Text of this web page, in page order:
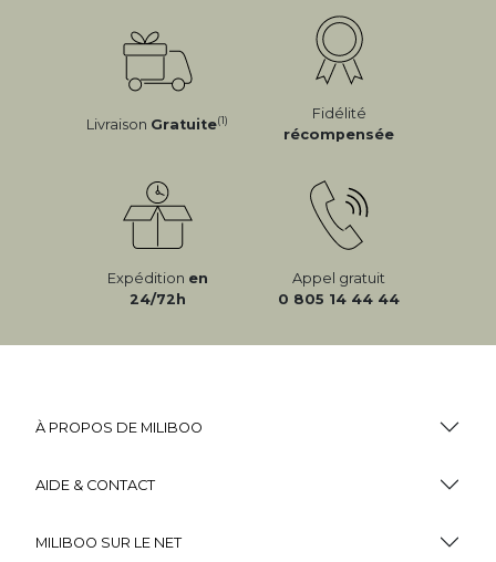
Livraison Gratuite(1)
Fidélité
récompensée
Expédition en
24/72h
Appel gratuit
0 805 14 44 44
À PROPOS DE MILIBOO
AIDE & CONTACT
MILIBOO SUR LE NET